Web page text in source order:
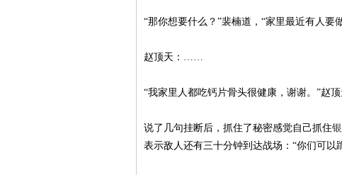
“那你想要什么？”裴楠道，“家里最近有人要
赵顶天：……
“我家里人都吃钙片骨头很健康，谢谢。”赵
说了几句挂断后，抓住了秘密感觉自己抓住
表示敌人还有三十分钟到达战场：“你们可以